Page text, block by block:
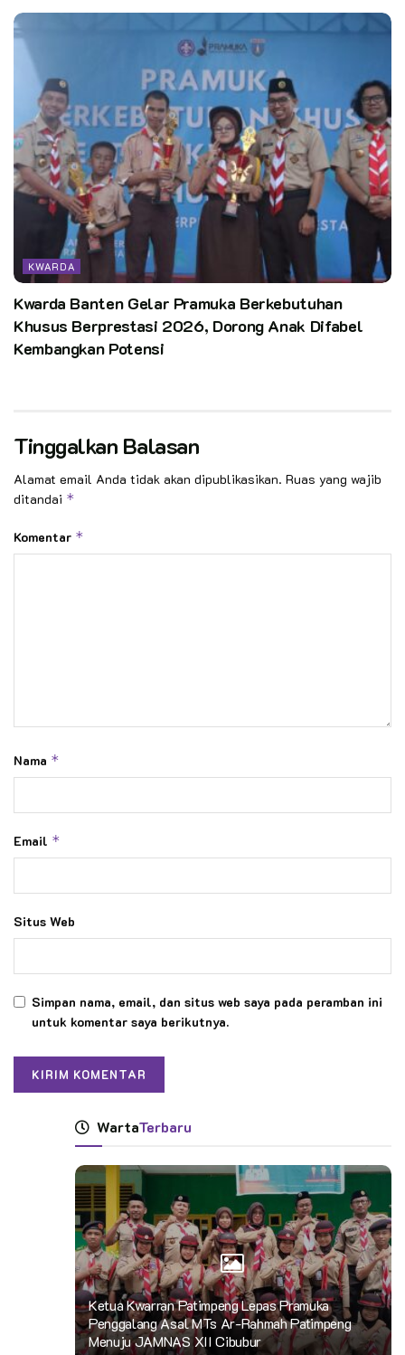
KWARDA
Kwarda Banten Gelar Pramuka Berkebutuhan
Khusus Berprestasi 2026, Dorong Anak Difabel
Kembangkan Potensi
Tinggalkan Balasan
Alamat email Anda tidak akan dipublikasikan. Ruas yang wajib
ditandai *
Komentar *
Nama *
Email *
Situs Web
Simpan nama, email, dan situs web saya pada peramban ini
untuk komentar saya berikutnya.
WartaTerbaru
Ketua Kwarran Patimpeng Lepas Pramuka
Penggalang Asal MTs Ar-Rahmah Patimpeng
Menuju JAMNAS XII Cibubur